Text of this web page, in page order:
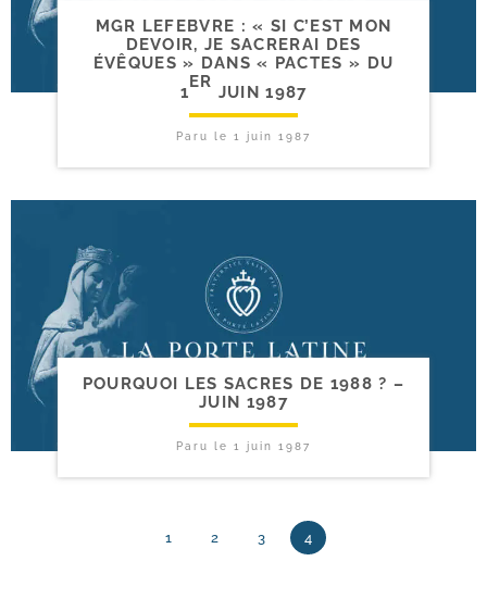
MGR LEFEBVRE : « SI C’EST MON
DEVOIR, JE SACRERAI DES
ÉVÊQUES » DANS « PACTES » DU
1
ER
JUIN 1987
Paru le 1 juin 1987
POURQUOI LES SACRES DE 1988 ? –
JUIN 1987
Paru le 1 juin 1987
1 2 3 4